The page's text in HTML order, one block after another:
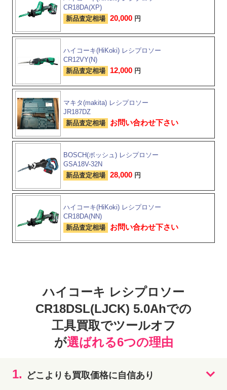
CR18DA(XP)
新品査定相場 20,000 円
ハイコーキ(HiKoki) レシプロソー
CR12VY(N)
新品査定相場 12,000 円
マキタ(makita) レシプロソー
JR187DZ
新品査定相場 お問い合わせ下さい
BOSCH(ボッシュ) レシプロソー
GSA18V-32N
新品査定相場 28,000 円
ハイコーキ(HiKoki) レシプロソー
CR18DA(NN)
新品査定相場 お問い合わせ下さい
ハイコーキ レシプロソー
CR18DSL(LJCK) 5.0Ahでの
工具買取でツールオフ
が選ばれる6つの理由
1. どこよりも買取価格に自信あり